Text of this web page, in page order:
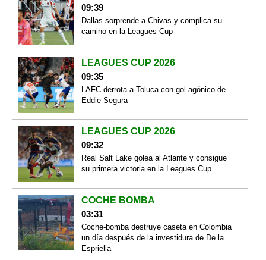
09:39
Dallas sorprende a Chivas y complica su
camino en la Leagues Cup
LEAGUES CUP 2026
09:35
LAFC derrota a Toluca con gol agónico de
Eddie Segura
LEAGUES CUP 2026
09:32
Real Salt Lake golea al Atlante y consigue
su primera victoria en la Leagues Cup
COCHE BOMBA
03:31
Coche-bomba destruye caseta en Colombia
un día después de la investidura de De la
Espriella